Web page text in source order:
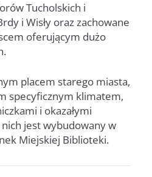
Tucholskich i
i Wisły oraz zachowane
oferującym dużo
placem starego miasta,
specyficznym klimatem,
i okazałymi
jest wybudowany w
Miejskiej Biblioteki.